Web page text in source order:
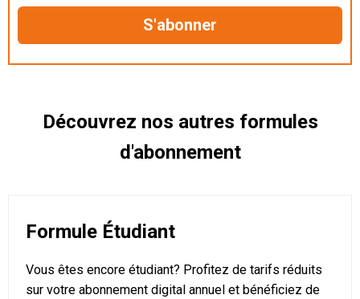
Le magazine TelQuel en numérique avant la sortie
Des informations confidentielles résérvées aux
Découvrez nos autres formules
d'abonnement
Formule Étudiant
Vous êtes encore étudiant? Profitez de tarifs réduits
sur votre abonnement digital annuel et bénéficiez de